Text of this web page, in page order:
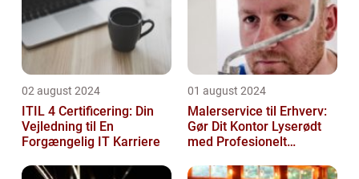
02 august 2024
ITIL 4 Certificering: Din
Vejledning til En
Forgængelig IT Karriere
01 august 2024
Malerservice til Erhverv:
Gør Dit Kontor Lyserødt
med Profesionelt